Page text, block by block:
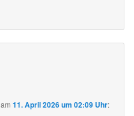
am11. April 2026 um 02:09 Uhr: